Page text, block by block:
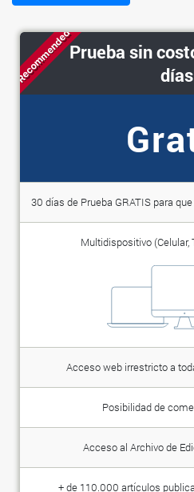
RecommendedPrueba sin
30 días de Prueba GRATIS para
Multidispositivo (Celular,
Acceso web irrestricto a
Posibilidad de
Acceso al Archivo de
+ de 110.000 artículos